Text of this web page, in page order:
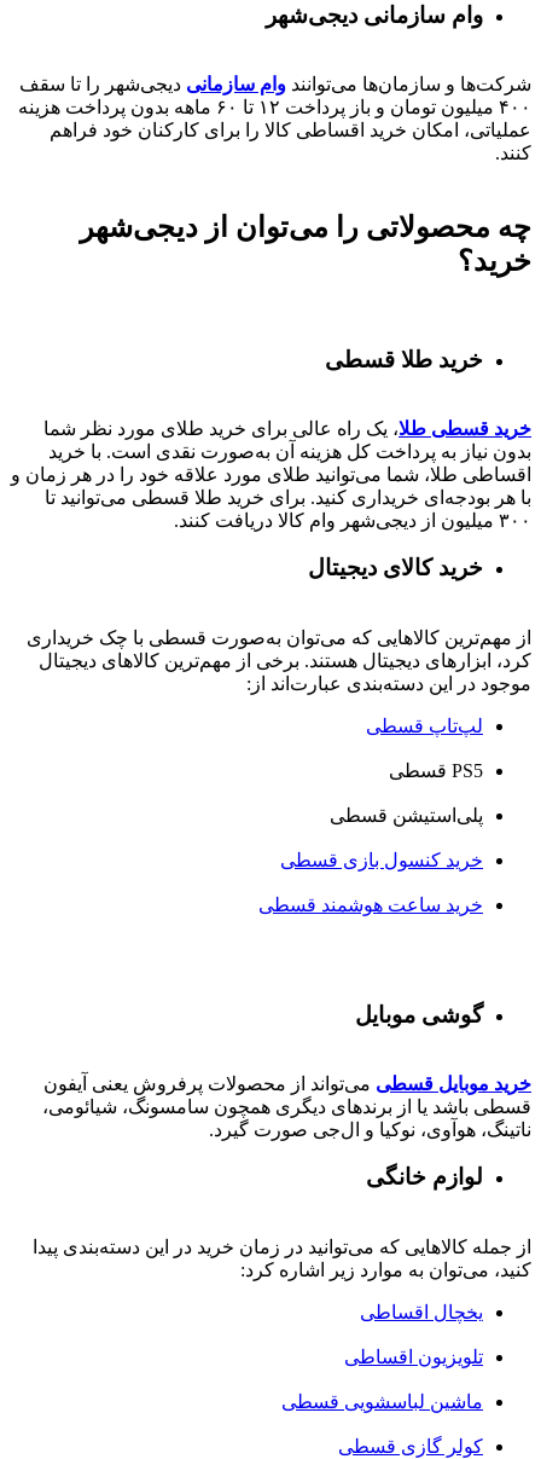
وام سازمانی دیجی‌شهر
شرکت‌ها و سازمان‌ها می‌توانند وام سازمانی دیجی‌شهر را تا سقف
۴۰۰ میلیون تومان و باز پرداخت ۱۲ تا ۶۰
ماهه بدون پرداخت هزینه
عملیاتی، امکان خرید اقساطی کالا را برای کارکنان خود فراهم
کنند.
چه محصولاتی را می‌توان از دیجی‌شهر
خرید؟
خرید طلا قسطی
خرید قسطی طلا، یک راه عالی برای خرید طلای مورد نظر شما
بدون نیاز به پرداخت کل هزینه آن به‌صورت نقدی است. با خرید
اقساطی طلا، شما می‌توانید طلای مورد علاقه خود را در هر زمان و
با هر بودجه‌ای خریداری کنید. برای خرید طلا قسطی می‌توانید تا
۳۰۰ میلیون از دیجی‌شهر وام کالا دریافت کنند.
خرید کالای دیجیتال
از مهم‌ترین کالاهایی که می‌توان به‌صورت قسطی با چک خریداری
کرد، ابزارهای دیجیتال هستند. برخی از مهم‌ترین کالاهای دیجیتال
موجود در این دسته‌بندی عبارت‌اند از:
لپ‌تاپ قسطی
PS5 قسطی
پلی‌استیشن قسطی
خرید کنسول بازی قسطی
خرید ساعت هوشمند قسطی
گوشی موبایل
خرید موبایل قسطی می‌تواند از محصولات پرفروش یعنی آیفون
قسطی باشد یا از برندهای دیگری همچون سامسونگ، شیائومی،
ناتینگ، هوآوی، نوکیا و ال‌جی صورت گیرد.
لوازم خانگی
از جمله کالاهایی که می‌توانید در زمان خرید در این دسته‌بندی پیدا
کنید، می‌توان به موارد زیر اشاره کرد:
یخچال اقساطی
تلویزیون اقساطی
ماشین لباسشویی قسطی
کولر گازی قسطی